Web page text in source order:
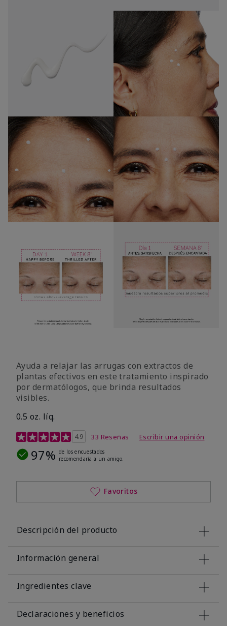
Ayuda a relajar las arrugas con extractos de
plantas efectivos en este tratamiento inspirado
por dermatólogos, que brinda resultados
visibles.
0.5 oz. líq.
Calificación de clientes de 4,9 de 5
4.9 33 Reseñas Escribir una opinión
97% de los encuestados
recomendaría a un amigo.
Favoritos
Descripción del producto
Información general
Ingredientes clave
Declaraciones y beneficios